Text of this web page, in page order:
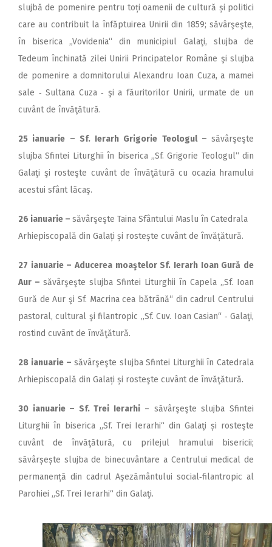
slujbă de pomenire pentru toți oamenii de cultură și politici
care au contribuit la înfăptuirea Unirii din 1859; săvârşeşte,
în biserica ,,Vovidenia“ din municipiul Galaţi, slujba de
Tedeum închinată zilei Unirii Principatelor Române şi slujba
de pomenire a domnitorului Alexandru Ioan Cuza, a mamei
sale ‑ Sultana Cuza ‑ şi a făuritorilor Unirii, urmate de un
cuvânt de învăţătură.
25 ianuarie – Sf. Ierarh Grigorie Teologul – săvârşeşte
slujba Sfintei Liturghii în biserica ,,Sf. Grigorie Teologul“ din
Galaţi şi rosteşte cuvânt de învăţătură cu ocazia hramului
acestui sfânt lăcaş.
26 ianuarie – săvârşeşte Taina Sfântului Maslu în Catedrala
Arhiepiscopală din Galați și rostește cuvânt de învățătură.
27 ianuarie – Aducerea moaştelor Sf. Ierarh Ioan Gură de
Aur – săvârşeşte slujba Sfintei Liturghii în Capela ,,Sf. Ioan
Gură de Aur şi Sf. Macrina cea bătrână“ din cadrul Centrului
pastoral, cultural şi filantropic „Sf. Cuv. Ioan Casian“ ‑ Galaţi,
rostind cuvânt de învăţătură.
28 ianuarie – săvârşeşte slujba Sfintei Liturghii în Catedrala
Arhiepiscopală din Galați și rosteşte cuvânt de învăţătură.
30 ianuarie – Sf. Trei Ierarhi– săvârşeşte slujba Sfintei
Liturghii în biserica ,,Sf. Trei Ierarhi“ din Galaţi și rosteşte
cuvânt de învăţătură, cu prilejul hramului bisericii;
săvârșește slujba de binecuvântare a Centrului medical de
permanență din cadrul Aşezământului social‑filantropic al
Parohiei ,,Sf. Trei Ierarhi“ din Galaţi.